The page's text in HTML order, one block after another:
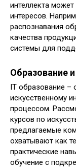
интеллекта
интересов.
распознавания
качества
системы для
Образование
IT образование –
искусственному
процессом.
курсов по
предлагаемые
охватывают как
практические
обучение с